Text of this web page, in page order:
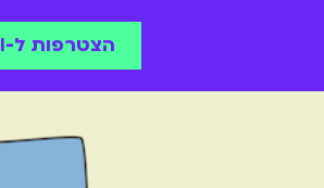
הצטרפות ל-BIGI